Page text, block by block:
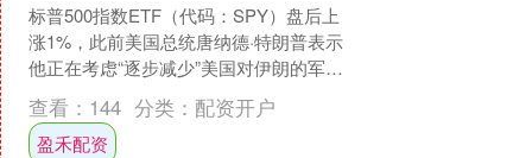
标普500指数ETF（代码：SPY）盘后上
涨1%，此前美国总统唐纳德·特朗普表示
他正在考虑“逐步减少”美国对伊朗的军事
行动。 “随着我们正非常接近达成目标，
我们....
查看： 144 分类： 配资开户
盈禾配资